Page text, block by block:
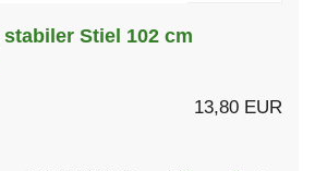
Stiel 102 cm
13,80 EUR